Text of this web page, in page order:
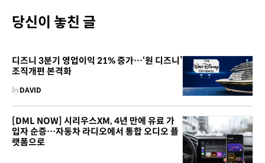
당신이 놓친 글
디즈니 3분기 영업이익 21% 증가…‘원 디즈니’
조직개편 본격화
byDAVID
[DML NOW] 시리우스XM, 4년 만에 유료 가
입자 순증…자동차 라디오에서 통합 오디오 플
랫폼으로